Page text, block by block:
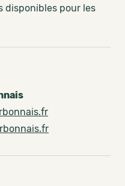
disponibles pour les